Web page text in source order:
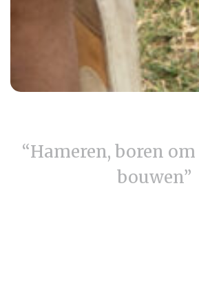
“Hameren, boren
bouwen”